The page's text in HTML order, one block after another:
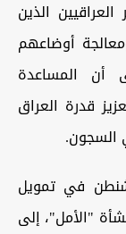
الذين
أوضاعهم
أن المساعدة
قدرة العراق
السجون.
في تمويل
"الأمل"، إلى